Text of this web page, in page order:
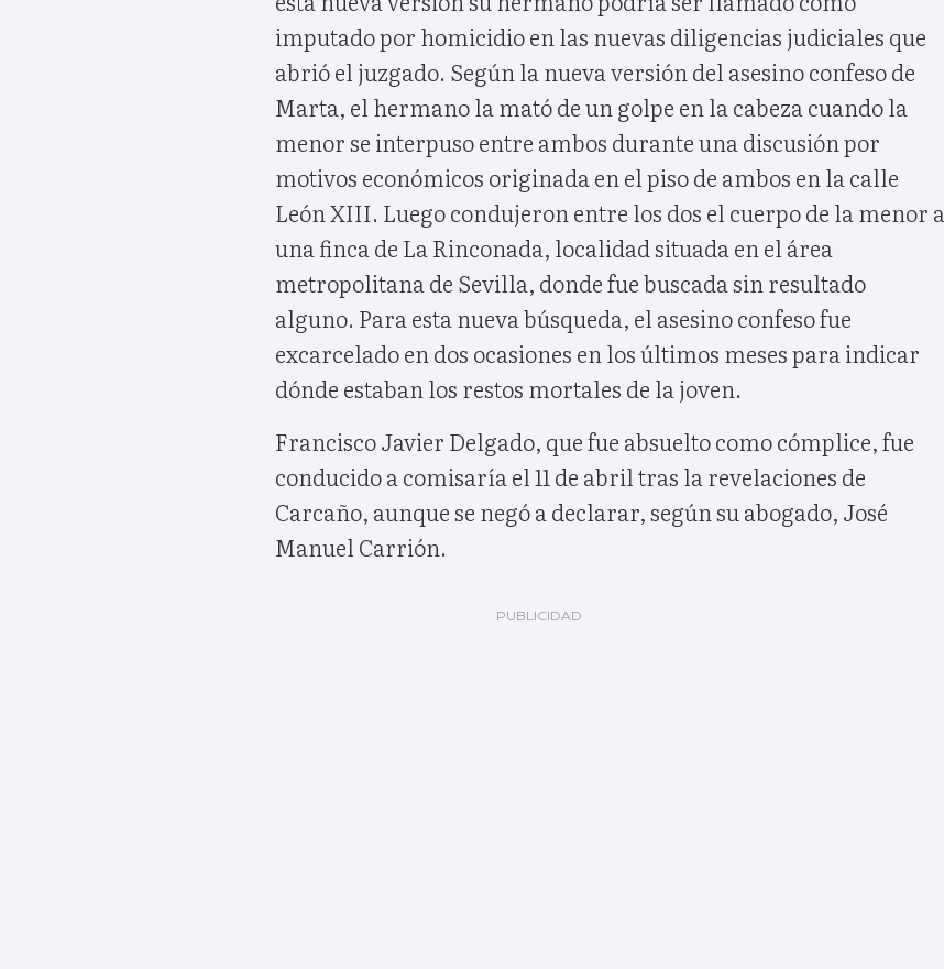
imputado por homicidio en las nuevas diligencias judiciales que
abrió el juzgado. Según la nueva versión del asesino confeso de
Marta, el hermano la mató de un golpe en la cabeza cuando la
menor se interpuso entre ambos durante una discusión por
motivos económicos originada en el piso de ambos en la calle
León XIII. Luego condujeron entre los dos el cuerpo de la menor a
una finca de La Rinconada, localidad situada en el área
metropolitana de Sevilla, donde fue buscada sin resultado
alguno. Para esta nueva búsqueda, el asesino confeso fue
excarcelado en dos ocasiones en los últimos meses para indicar
dónde estaban los restos mortales de la joven.
Francisco Javier Delgado, que fue absuelto como cómplice, fue
conducido a comisaría el 11 de abril tras la revelaciones de
Carcaño, aunque se negó a declarar, según su abogado, José
Manuel Carrión.